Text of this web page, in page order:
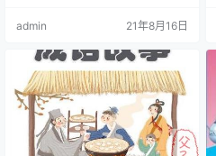
我们中国几千年来语言文化积淀下
个字，但却能表达一句话，甚至是
好几句话的意思。也就是说有时我
们费了半天劲儿才能说明白的一件
事情，其实一个成语就能解决。 有
些同学说成语只有知道了来源和典
故才能懂…
admin 21年8月16日